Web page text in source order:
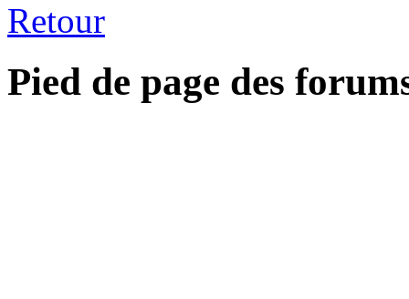
Retour
Pied de page des